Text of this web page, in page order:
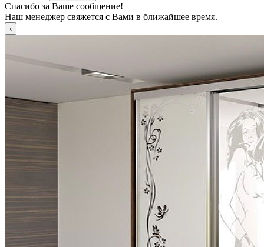
Спасибо за Ваше сообщение!
Наш менеджер свяжется с Вами в ближайшее время.